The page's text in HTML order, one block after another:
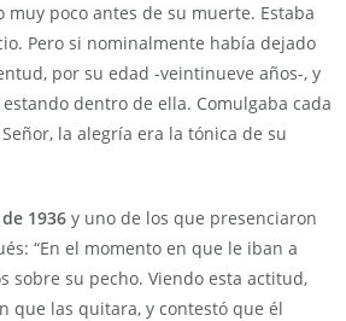
poco antes de su muerte. Estaba
Pero si nominalmente había dejado
por su edad -veintinueve años-, y
dentro de ella. Comulgaba cada
la alegría era la tónica de su
1936 y uno de los que presenciaron
“En el momento en que le iban a
sobre su pecho. Viendo esta actitud,
que las quitara, y contestó que él